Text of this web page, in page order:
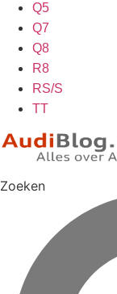
Q5
Q7
Q8
R8
RS/S
TT
Zoeken